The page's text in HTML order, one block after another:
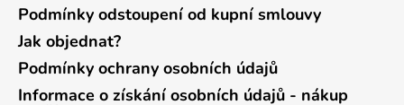
Podmínky odstoupení od kupní smlouvy
Jak objednat?
Podmínky ochrany osobních údajů
Informace o získání osobních údajů - nákup